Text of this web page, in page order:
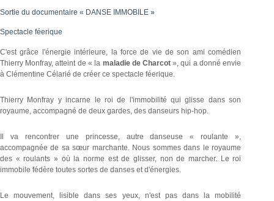
Sortie du documentaire « DANSE IMMOBILE »
Spectacle féerique
C'est grâce l'énergie intérieure, la force de vie de son ami comédien
Thierry Monfray, atteint de « la maladie de Charcot », qui a donné envie
à Clémentine Célarié de créer ce spectacle féerique.
Thierry Monfray y incarne le roi de l'immobilité qui glisse dans son
royaume, accompagné de deux gardes, des danseurs hip-hop.
Il va rencontrer une princesse, autre danseuse « roulante »,
accompagnée de sa sœur marchante. Nous sommes dans le royaume
des « roulants » où la norme est de glisser, non de marcher. Le roi
immobile fédère toutes sortes de danses et d'énergies.
Le mouvement, lisible dans ses yeux, n'est pas dans la mobilité